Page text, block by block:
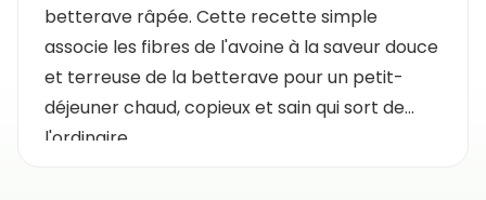
betterave râpée. Cette recette simple
associe les fibres de l'avoine à la saveur douce
et terreuse de la betterave pour un petit-
déjeuner chaud, copieux et sain qui sort de
l'ordinaire.